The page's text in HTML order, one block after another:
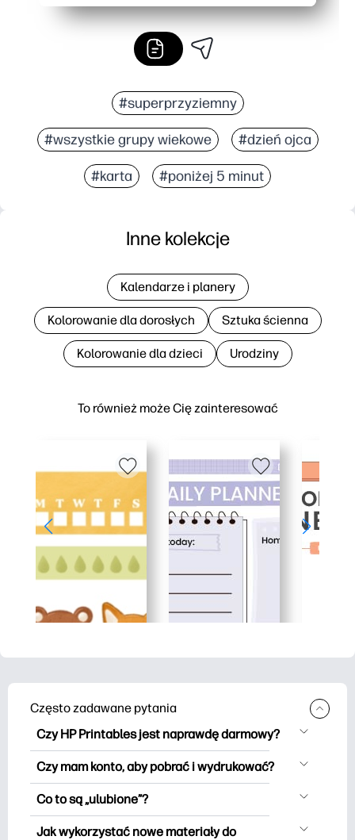
#superprzyziemny
#wszystkie grupy wiekowe #dzień ojca
#karta #poniżej 5 minut
To również może Cię zainteresować
Inne kolekcje
Kalendarze i planery
Kolorowanie dla dorosłych Sztuka ścienna
Kolorowanie dla dzieci Urodziny
Często zadawane pytania
Czy HP Printables jest naprawdę darmowy?
HP Printables oferuje ponad 2500
materiałów do wydrukowania do
pobrania i wydrukowania. Przeglądaj
popularne kolorowanki, zabawne
arkusze do nauki, rękodzieło i karty na
Czy mam konto, aby pobrać i wydrukować?
Możesz eksplorować i drukować bez
użycia konta. Ale logowanie pomaga
zapisywać ulubione materiały do
Co to są „ulubione”?
Ulubione to Twój osobisty zawiera
Jak wykorzystać nowe materiały do